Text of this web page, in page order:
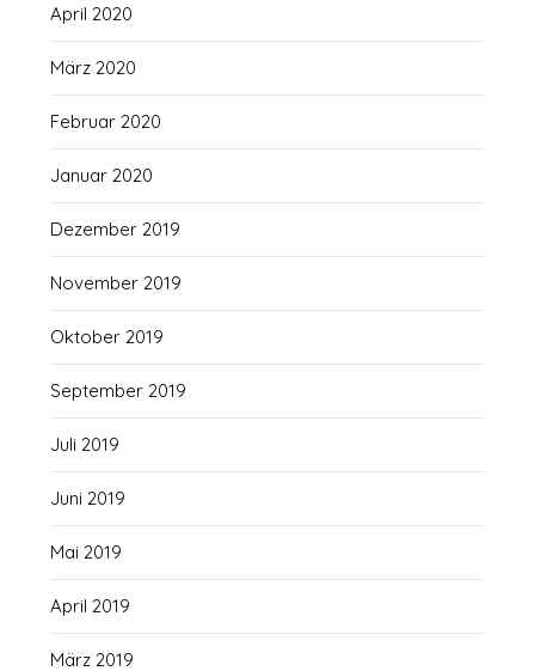
April 2020
März 2020
Februar 2020
Januar 2020
Dezember 2019
November 2019
Oktober 2019
September 2019
Juli 2019
Juni 2019
Mai 2019
April 2019
März 2019